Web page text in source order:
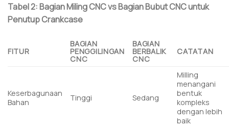
Tabel 2: Bagian Miling CNC vs Bagian Bubut CNC untuk
Penutup Crankcase
FITUR
BAGIAN
PENGGILINGAN
CNC
BAGIAN
BERBALIK
CNC
CATATAN
Keserbagunaan
Bahan
Tinggi Sedang
Milling
menangani
bentuk
kompleks
dengan lebih
baik